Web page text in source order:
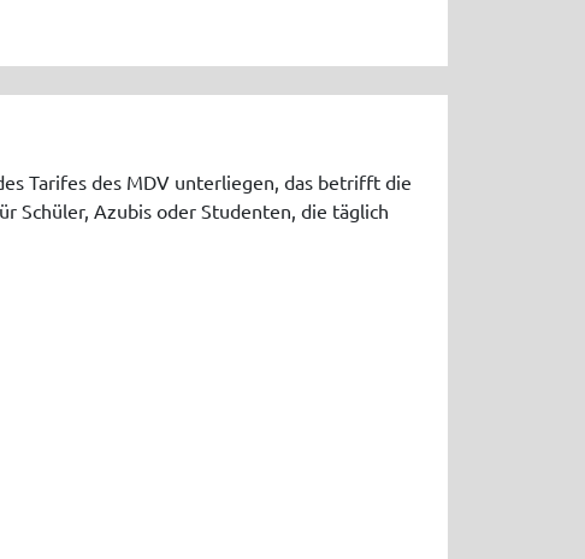
Tarifes des MDV unterliegen, das betrifft die
Schüler, Azubis oder Studenten, die täglich